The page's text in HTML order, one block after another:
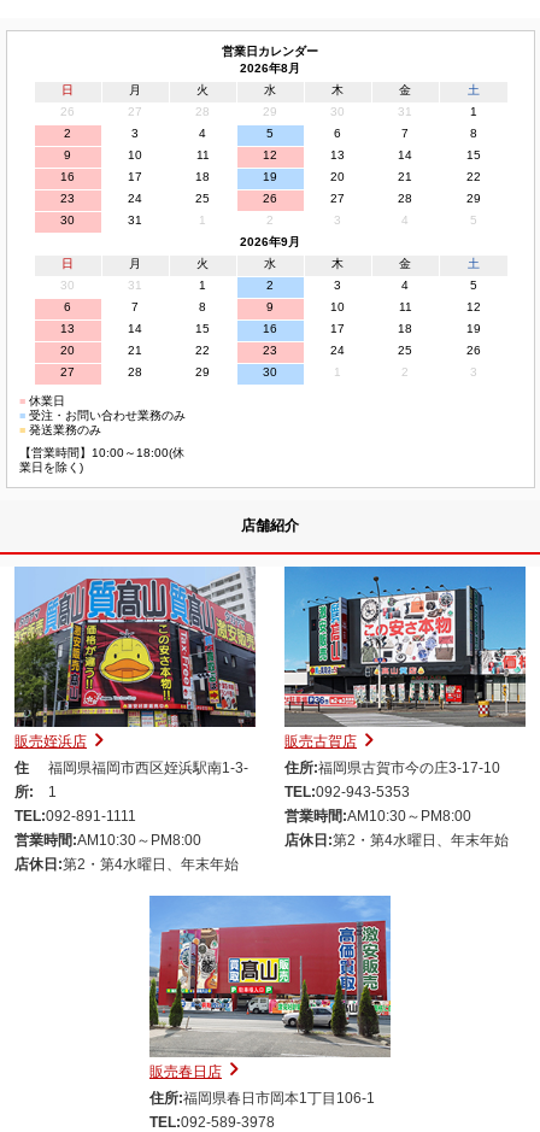
営業日カレンダー
2026年8月
日
月 火 水 木 金
土
26
27 28 29 30 31
1
2
3 4 5 6 7
8
9
10 11 12 13 14
15
16
17 18 19 20 21
22
23
24 25 26 27 28
29
30
31 1 2 3 4
5
2026年9月
日
月 火 水 木 金
土
30
31 1 2 3 4
5
6
7 8 9 10 11
12
13
14 15 16 17 18
19
20
21 22 23 24 25
26
27
28 29 30 1 2 3
■休業日
■受注・お問い合わせ業務のみ
■発送業務のみ
【営業時間】10:00～18:00(休
業日を除く)
店舗紹介
販売姪浜店
住
所:
福岡県福岡市西区姪浜駅南1-3-
1
TEL:092-891-1111
営業時間:AM10:30～PM8:00
店休日:第2・第4水曜日、年末年始
販売古賀店
住所:福岡県古賀市今の庄3-17-10
TEL:092-943-5353
営業時間:AM10:30～PM8:00
店休日:第2・第4水曜日、年末年始
販売春日店
住所:福岡県春日市岡本1丁目106-1
TEL:092-589-3978